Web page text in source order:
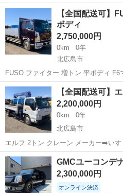
ンプ 走行距離➡️448,000km 価格➡️税込198万 排気付き F7
しでの販売となります。 全国
北海道 北広島市 その他 いす
【全国配送可】
ボディ
2,750,000円
0km
0年
北広島市
FUSO ファイター 増トン 平ボディ F6マニアル メーカー➡️FUSO 年式
➡️平成28年12月 走行距離➡️339,430km 価格➡️
平ボディ F6 MT ...
北海道 北広島市 その他
【全国配送可】
2,200,000円
0km
0年
北広島市
エルフ 2トン クレーン メーカー➡️いすゞ 年式➡️平成27年3月 走行距離
➡️41,130km 価格➡️税込220万 F6 MT 現状渡しでの販売となります。
全国配送可能！ 詳細説明、現車確認
北海道 北広島市 ク
GMCユーコンデ
2,300,000円
オンライン決済